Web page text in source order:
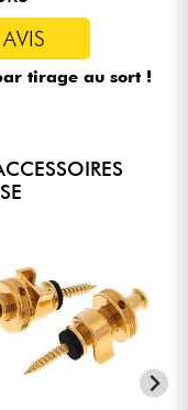
tirage au sort !